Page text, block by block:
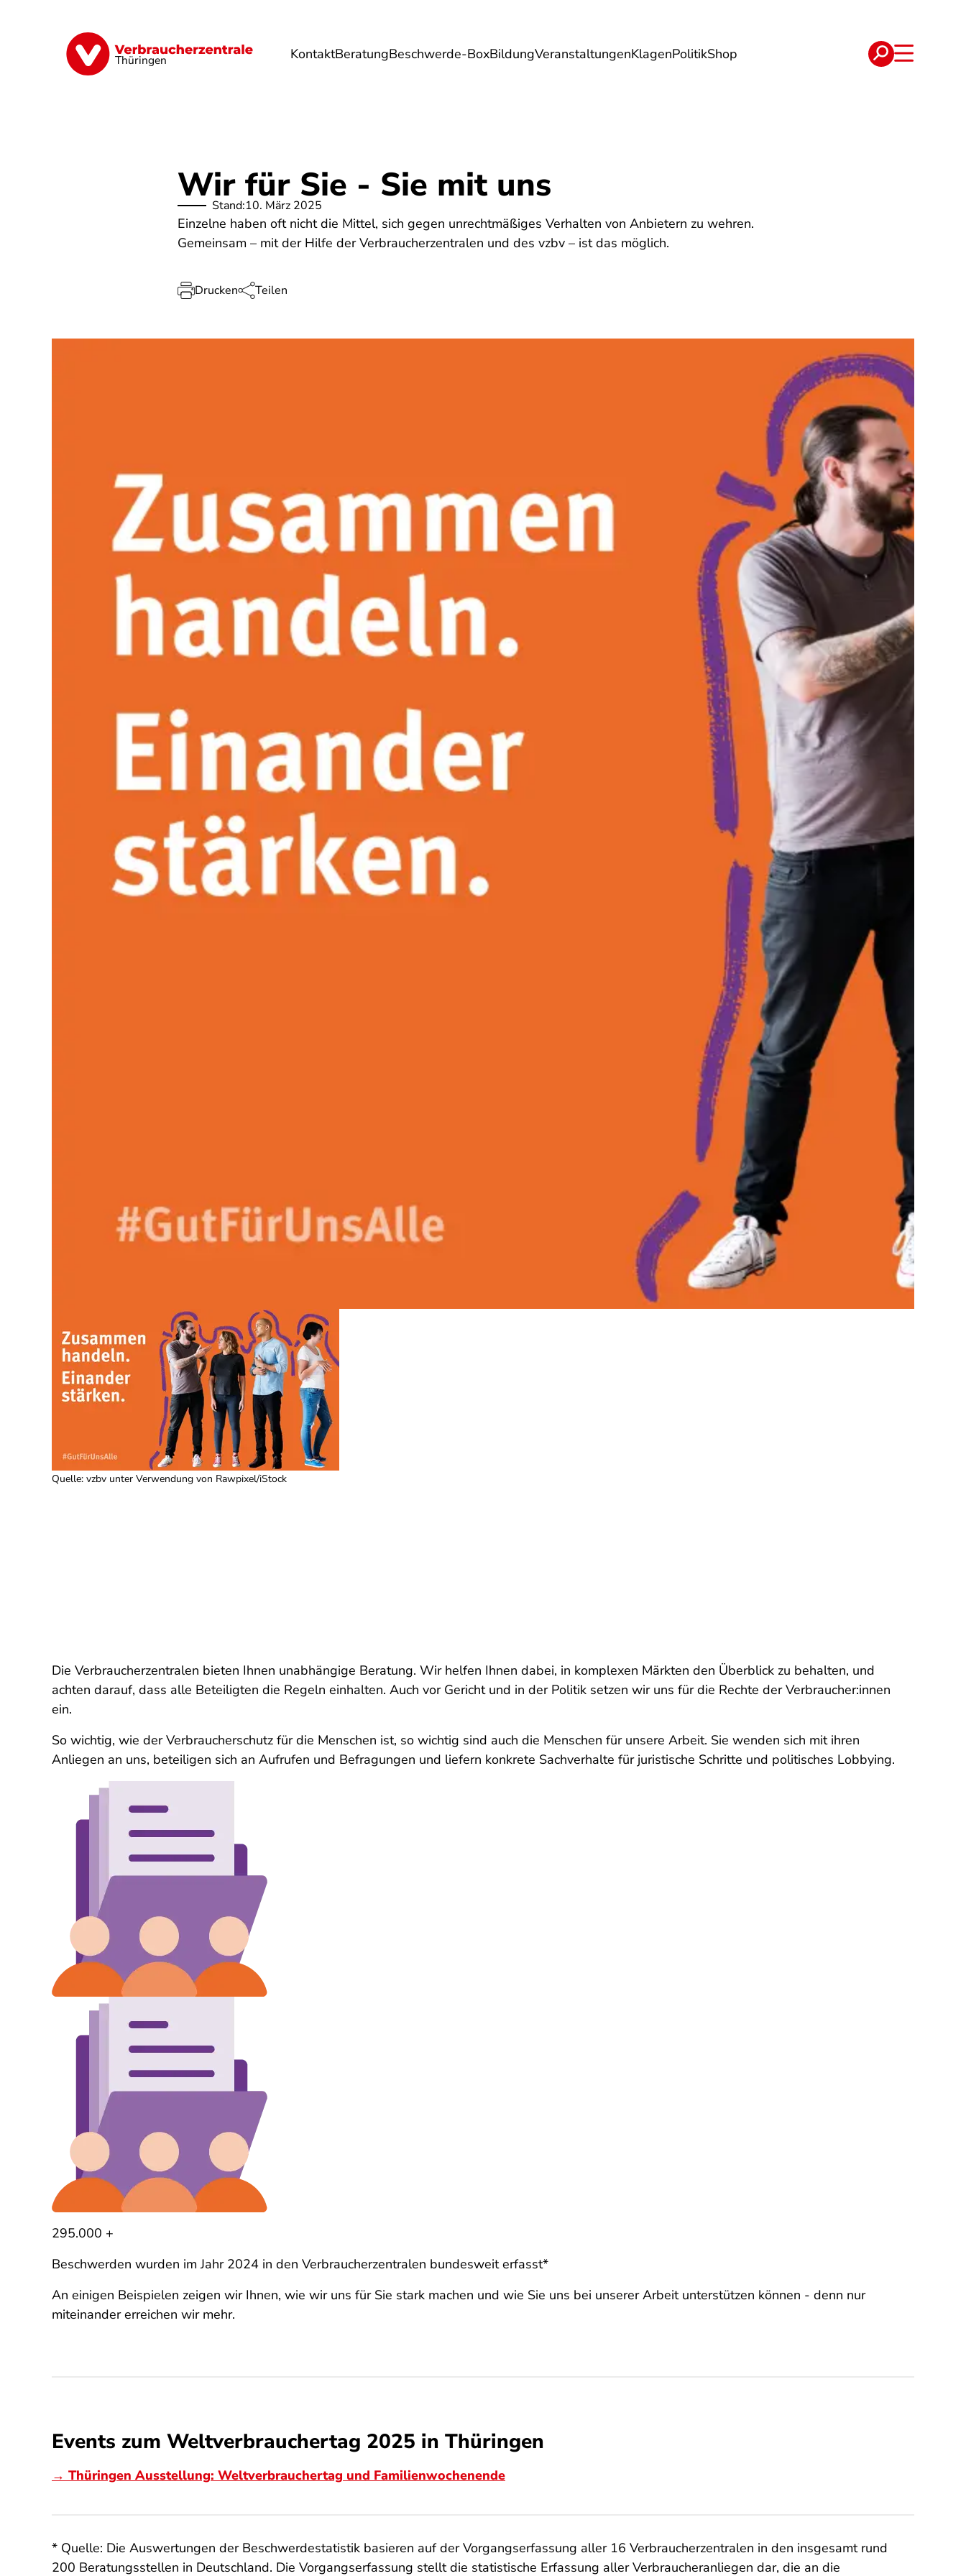
Thüringen KontaktBeratungBeschwerde-BoxBildungVeranstaltungenKlagenPolitikShop
Finanzen Digitales Lebensmittel Umwelt Gesundheit Energie Reise Verträge
Wir für Sie - Sie mit uns
Stand:10. März 2025
Einzelne haben oft nicht die Mittel, sich gegen unrechtmäßiges Verhalten von Anbietern zu wehren.
Gemeinsam – mit der Hilfe der Verbraucherzentralen und des vzbv – ist das möglich.
Drucken Teilen
Quelle: vzbv unter Verwendung von Rawpixel/iStock
Die Verbraucherzentralen bieten Ihnen unabhängige Beratung. Wir helfen Ihnen dabei, in komplexen Märkten den Überblick zu behalten, und
achten darauf, dass alle Beteiligten die Regeln einhalten. Auch vor Gericht und in der Politik setzen wir uns für die Rechte der Verbraucher:innen
ein.
So wichtig, wie der Verbraucherschutz für die Menschen ist, so wichtig sind auch die Menschen für unsere Arbeit. Sie wenden sich mit ihren
Anliegen an uns, beteiligen sich an Aufrufen und Befragungen und liefern konkrete Sachverhalte für juristische Schritte und politisches Lobbying.
295.000 +
Beschwerden wurden im Jahr 2024 in den Verbraucherzentralen bundesweit erfasst*
An einigen Beispielen zeigen wir Ihnen, wie wir uns für Sie stark machen und wie Sie uns bei unserer Arbeit unterstützen können - denn nur
miteinander erreichen wir mehr.
Events zum Weltverbrauchertag 2025 in Thüringen
→ Thüringen Ausstellung: Weltverbrauchertag und Familienwochenende
* Quelle: Die Auswertungen der Beschwerdestatistik basieren auf der Vorgangserfassung aller 16 Verbraucherzentralen in den insgesamt rund
200 Beratungsstellen in Deutschland. Die Vorgangserfassung stellt die statistische Erfassung aller Verbraucheranliegen dar, die an die